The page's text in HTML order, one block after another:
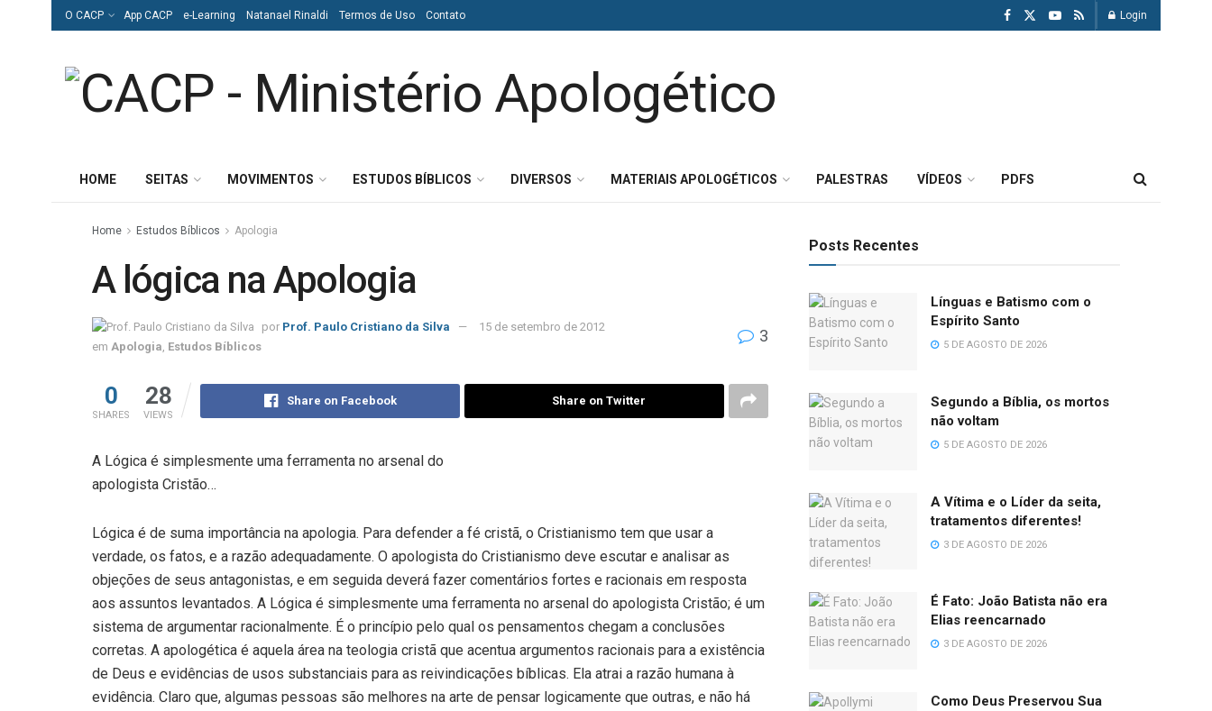
O CACP App CACP e-Learning Natanael Rinaldi Termos de Uso Contato Login
HOME SEITAS MOVIMENTOS ESTUDOS BÍBLICOS DIVERSOS MATERIAIS APOLOGÉTICOS PALESTRAS VÍDEOS PDFS
Home Estudos Bíblicos Apologia
A lógica na Apologia
por Prof. Paulo Cristiano da Silva
15 de setembro de 2012
em Apologia, Estudos Bíblicos
3
0
SHARES
28
VIEWS
Share on Facebook Share on Twitter
A Lógica é simplesmente uma ferramenta no arsenal do
apologista Cristão…
Lógica é de suma importância na apologia. Para defender a fé cristã, o Cristianismo tem que usar a
verdade, os fatos, e a razão adequadamente. O apologista do Cristianismo deve escutar e analisar as
objeções de seus antagonistas, e em seguida deverá fazer comentários fortes e racionais em resposta
aos assuntos levantados. A Lógica é simplesmente uma ferramenta no arsenal do apologista Cristão; é um
sistema de argumentar racionalmente. É o princípio pelo qual os pensamentos chegam a conclusões
corretas. A apologética é aquela área na teologia cristã que acentua argumentos racionais para a existência
de Deus e evidências de usos substanciais para as reivindicações bíblicas. Ela atrai a razão humana à
evidência. Claro que, algumas pessoas são melhores na arte de pensar logicamente que outras, e não há
Posts Recentes
Línguas e Batismo com o
Espírito Santo
5 DE AGOSTO DE 2026
Segundo a Bíblia, os mortos
não voltam
5 DE AGOSTO DE 2026
A Vítima e o Líder da seita,
tratamentos diferentes!
3 DE AGOSTO DE 2026
É Fato: João Batista não era
Elias reencarnado
3 DE AGOSTO DE 2026
Como Deus Preservou Sua